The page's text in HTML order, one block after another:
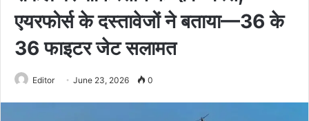
एयरफोर्स के दस्तावेजों ने बताया—36 के
36 फाइटर जेट सलामत
Editor June 23, 2026 0